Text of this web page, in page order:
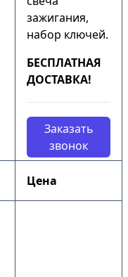
зажигания,
набор ключей.
БЕСПЛАТНАЯ
ДОСТАВКА!
Заказать
звонок
Цена